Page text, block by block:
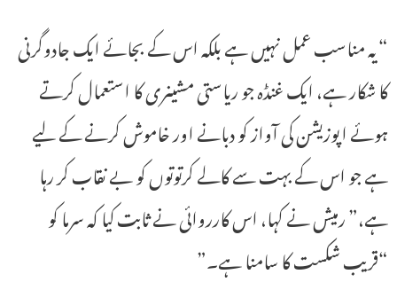
“یہ مناسب عمل نہیں ہے بلکہ اس کے بجائے ایک جادوگرنی
کا شکار ہے، ایک غنڈہ جو ریاستی مشینری کا استعمال کرتے
ہوئے اپوزیشن کی آواز کو دبانے اور خاموش کرنے کے لیے
ہے جو اس کے بہت سے کالے کرتوتوں کو بے نقاب کر رہا
ہے،” رمیش نے کہا، اس کارروائی نے ثابت کیا کہ سرما کو
“قریب شکست کا سامنا ہے۔”